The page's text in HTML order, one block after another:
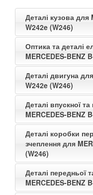
Деталі кузова для
W242e (W246)
Оптика та деталі
MERCEDES-BENZ
Деталі двигуна
W242e (W246)
Деталі впускної
MERCEDES-BENZ
Деталі коробки
зчеплення для
(W246)
Деталі передньої
MERCEDES-BENZ